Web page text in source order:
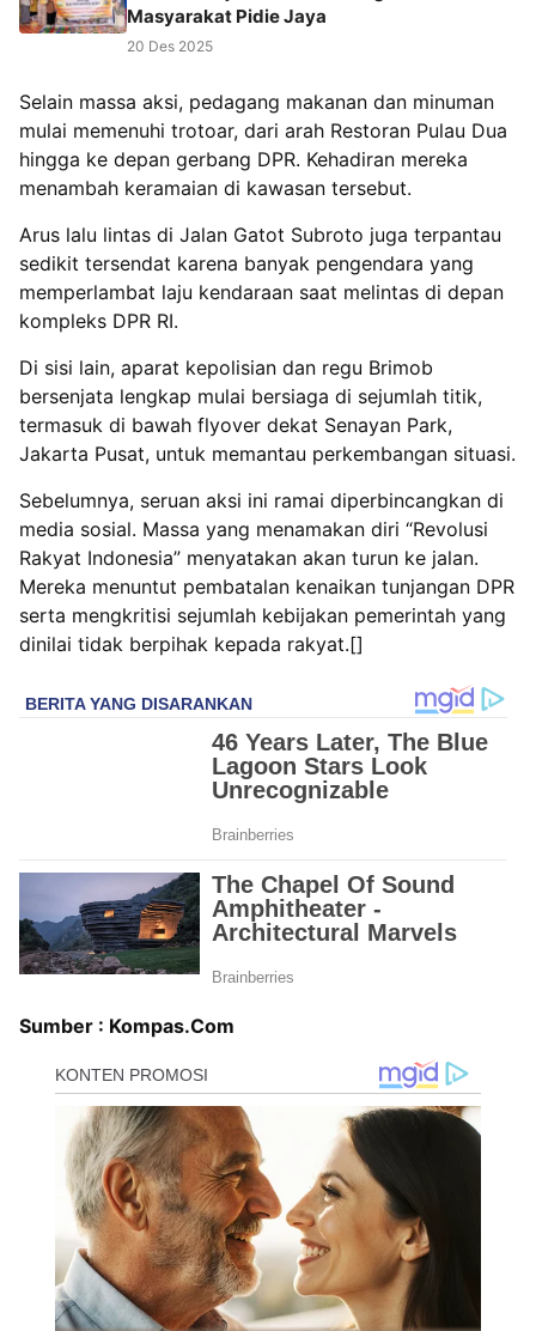
Masyarakat Pidie Jaya
20 Des 2025
Selain massa aksi, pedagang makanan dan minuman
mulai memenuhi trotoar, dari arah Restoran Pulau Dua
hingga ke depan gerbang DPR. Kehadiran mereka
menambah keramaian di kawasan tersebut.
Arus lalu lintas di Jalan Gatot Subroto juga terpantau
sedikit tersendat karena banyak pengendara yang
memperlambat laju kendaraan saat melintas di depan
kompleks DPR RI.
Di sisi lain, aparat kepolisian dan regu Brimob
bersenjata lengkap mulai bersiaga di sejumlah titik,
termasuk di bawah flyover dekat Senayan Park,
Jakarta Pusat, untuk memantau perkembangan situasi.
Sebelumnya, seruan aksi ini ramai diperbincangkan di
media sosial. Massa yang menamakan diri “Revolusi
Rakyat Indonesia” menyatakan akan turun ke jalan.
Mereka menuntut pembatalan kenaikan tunjangan DPR
serta mengkritisi sejumlah kebijakan pemerintah yang
dinilai tidak berpihak kepada rakyat.[]
Sumber : Kompas.Com